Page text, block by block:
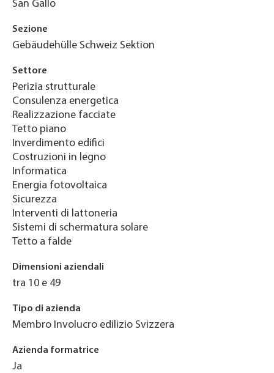
San Gallo
Sezione
Gebäudehülle Schweiz Sektion
Settore
Perizia strutturale
Consulenza energetica
Realizzazione facciate
Tetto piano
Inverdimento edifici
Costruzioni in legno
Informatica
Energia fotovoltaica
Sicurezza
Interventi di lattoneria
Sistemi di schermatura solare
Tetto a falde
Dimensioni aziendali
tra 10 e 49
Tipo di azienda
Membro Involucro edilizio Svizzera
Azienda formatrice
Ja